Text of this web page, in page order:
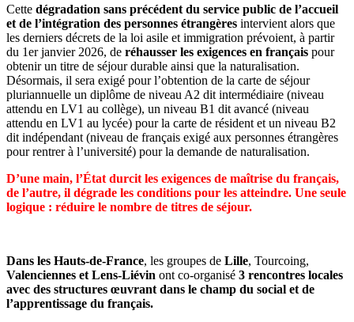
Cette dégradation sans précédent du service public de l’accueil
et de l’intégration des personnes étrangères intervient alors que
les derniers décrets de la loi asile et immigration prévoient, à partir
du 1er janvier 2026, de réhausser les exigences en français pour
obtenir un titre de séjour durable ainsi que la naturalisation.
Désormais, il sera exigé pour l’obtention de la carte de séjour
pluriannuelle un diplôme de niveau A2 dit intermédiaire (niveau
attendu en LV1 au collège), un niveau B1 dit avancé (niveau
attendu en LV1 au lycée) pour la carte de résident et un niveau B2
dit indépendant (niveau de français exigé aux personnes étrangères
pour rentrer à l’université) pour la demande de naturalisation.
D’une main, l’État durcit les exigences de maîtrise du français,
de l’autre, il dégrade les conditions pour les atteindre. Une seule
logique : réduire le nombre de titres de séjour.
Dans les Hauts-de-France, les groupes de Lille, Tourcoing,
Valenciennes et Lens-Liévin ont co-organisé 3 rencontres locales
avec des structures œuvrant dans le champ du social et de
l’apprentissage du français.